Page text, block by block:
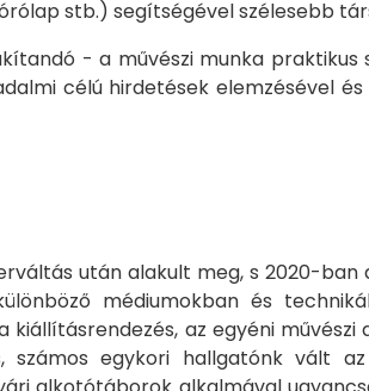
stb.) segítségével szélesebb
- a művészi munka praktikus
célú hirdetések elemzésével
után alakult meg, s 2020-
médiumokban és
az egyéni
egykori hallgatónk vált